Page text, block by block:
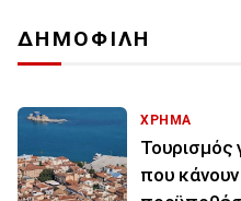
ΔΗΜΟΦΙΛΗ
ΧΡΗΜΑ
Τουρισμός
που